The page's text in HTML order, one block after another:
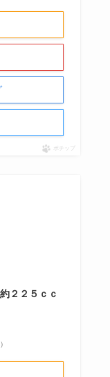
ポチップ
２２５ｃｃ